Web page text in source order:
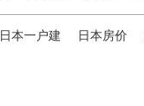
日本一户建 日本房价